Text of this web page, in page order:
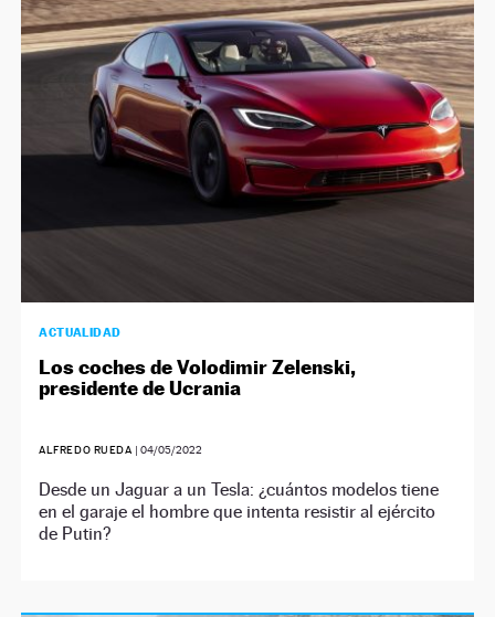
ACTUALIDAD
Los coches de Volodimir Zelenski,
presidente de Ucrania
ALFREDO RUEDA | 04/05/2022
Desde un Jaguar a un Tesla: ¿cuántos modelos tiene
en el garaje el hombre que intenta resistir al ejército
de Putin?